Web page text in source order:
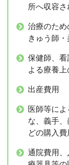
所へ収容
治療のため
きゅう師
保健師、看
よる療養
出産費用
医師等に
な、義手
どの購入費
通院費用